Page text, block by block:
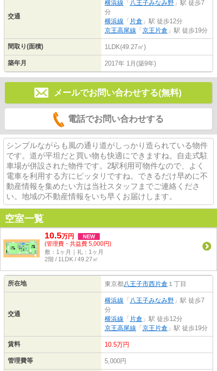
交通
横浜線 「 八王子みなみ野 」駅 徒歩7
分
横浜線 「 片倉 」駅 徒歩12分
京王高尾線 「 京王片倉 」駅 徒歩19分
間取り(面積) 1LDK(49.27㎡)
築年月 2017年 1月(築9年)
メールでお問い合わせする(無料)
電話でお問い合わせする
シンプルながらも風の通り道がしっかり造られている物件
です。道が平坦だと買い物も快適にできますね。自走式駐
車場が併設された物件です。2駅利用可物件なので、よく
電車を利用する方にピッタリですね。できるだけ早めに不
動産情報を集めたい方は当社スタッフまでご連絡くださ
い。地域の不動産情報をいち早くお届けします。
空室一覧
10.5万円 NEW
(管理費・共益費 5,000円)
敷：1ヶ月｜礼：1ヶ月
2階 / 1LDK / 49.27㎡
所在地 東京都八王子市西片倉 １丁目
交通
横浜線 「 八王子みなみ野 」駅 徒歩7
分
横浜線 「 片倉 」駅 徒歩12分
京王高尾線 「 京王片倉 」駅 徒歩19分
賃料 10.5万円
管理費等 5,000円